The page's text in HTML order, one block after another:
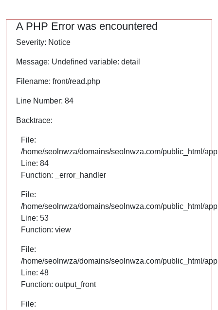
A PHP Error was encountered
Severity: Notice
Message: Undefined variable: detail
Filename: front/read.php
Line Number: 84
Backtrace:
File:
/home/seolnwza/domains/seolnwza.com/public_html/
Line: 84
Function: _error_handler
File:
/home/seolnwza/domains/seolnwza.com/public_html/
Line: 53
Function: view
File:
/home/seolnwza/domains/seolnwza.com/public_html/
Line: 48
Function: output_front
File: